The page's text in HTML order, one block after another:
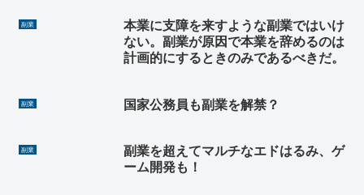
副業
本業に支障を来すような副業ではいけ
ない。副業が原因で本業を辞めるのは
計画的にするときのみであるべきだ。
副業 国家公務員も副業を解禁？
副業
副業を超えてマルチなエドはるみ、ゲ
ーム開発も！